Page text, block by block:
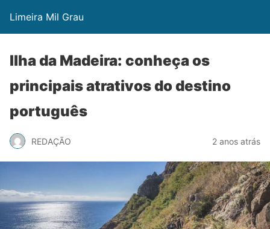
Limeira Mil Grau
Ilha da Madeira: conheça os
principais atrativos do destino
português
REDAÇÃO 2 anos atrás